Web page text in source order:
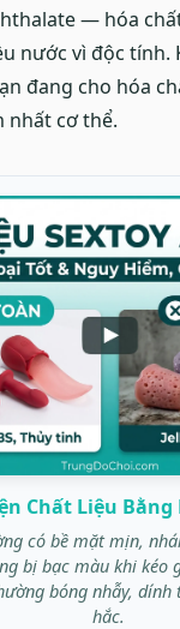
— hóa
nước vì độc tính.
đang cho hóa
nhất cơ thể.
Chất Liệu
có bề mặt mịn,
bị bạc màu khi kéo
bóng nhẫy,
hắc.